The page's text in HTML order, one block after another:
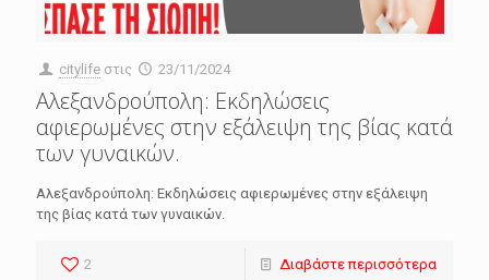
citylife στις 23/11/2024
Αλεξανδρούπολη: Εκδηλώσεις
αφιερωμένες στην εξάλειψη της βίας κατά
των γυναικών.
Αλεξανδρούπολη: Εκδηλώσεις αφιερωμένες στην εξάλειψη
της βίας κατά των γυναικών.
2 Διαβάστε περισσότερα